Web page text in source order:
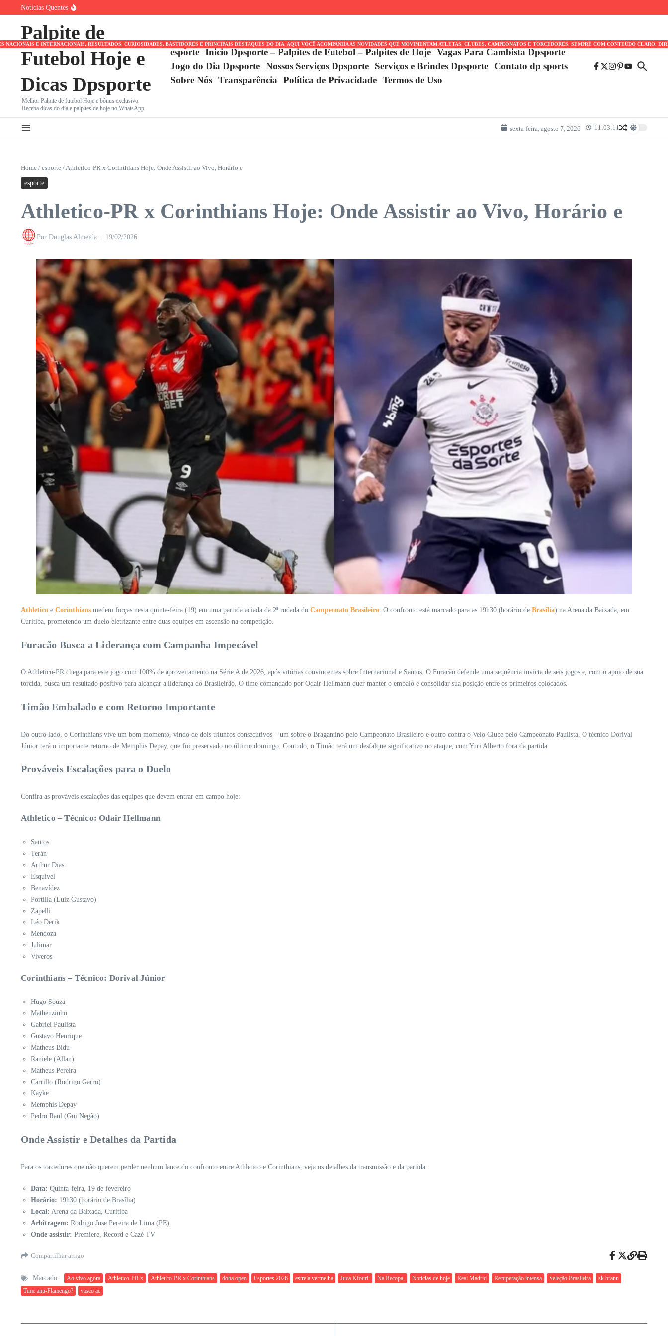
Ir para o conteúdo
Notícias Quentes
Copa do Brasil 2026: Classificados, Data do Sorteio das Quartas
Memphis Depay Visto na Neo Química Arena Durante Eliminação do
Palpite de
Futebol Hoje e
Dicas Dpsporte
Melhor Palpite de futebol Hoje e bônus exclusivo.
Receba dicas do dia e palpites de hoje no WhatsApp
esporte
E INTERNACIONAIS, RESULTADOS, CURIOSIDADES, BASTIDORES E PRINCIPAIS DESTAQUES DO DIA. AQUI VOCÊ ACOMPANHA AS NOVIDADES QUE MOVIMENTAM ATLETAS, CLUBES, CAMPEONATOS E TORCEDORES, SEMPRE COM CONTEÚDO CLARO,
Inicio Dpsporte – Palpites de Futebol – Palpites de Hoje Vagas Para Cambista Dpsporte
Jogo do Dia Dpsporte Nossos Serviços Dpsporte Serviços e Brindes Dpsporte
Contato dp sports
Sobre Nós Transparência Política de Privacidade Termos de Uso
sexta-feira, agosto 7, 2026 11:03:11
Home / esporte /Athletico-PR x Corinthians Hoje: Onde Assistir ao Vivo, Horário e
esporte
Athletico-PR x Corinthians Hoje: Onde Assistir ao Vivo, Horário e
Por Douglas Almeida 19/02/2026
Athletico e Corinthians medem forças nesta quinta-feira (19) em uma partida adiada da 2ª rodada do Campeonato Brasileiro. O confronto está marcado para as 19h30 (horário de Brasília) na Arena da Baixada, em
Curitiba, prometendo um duelo eletrizante entre duas equipes em ascensão na competição.
Furacão Busca a Liderança com Campanha Impecável
O Athletico-PR chega para este jogo com 100% de aproveitamento na Série A de 2026, após vitórias convincentes sobre Internacional e Santos. O Furacão defende uma sequência invicta de seis jogos e, com o apoio de sua
torcida, busca um resultado positivo para alcançar a liderança do Brasileirão. O time comandado por Odair Hellmann quer manter o embalo e consolidar sua posição entre os primeiros colocados.
Timão Embalado e com Retorno Importante
Do outro lado, o Corinthians vive um bom momento, vindo de dois triunfos consecutivos – um sobre o Bragantino pelo Campeonato Brasileiro e outro contra o Velo Clube pelo Campeonato Paulista. O técnico Dorival
Júnior terá o importante retorno de Memphis Depay, que foi preservado no último domingo. Contudo, o Timão terá um desfalque significativo no ataque, com Yuri Alberto fora da partida.
Prováveis Escalações para o Duelo
Confira as prováveis escalações das equipes que devem entrar em campo hoje:
Athletico – Técnico: Odair Hellmann
Santos
Terán
Arthur Dias
Esquivel
Benavídez
Portilla (Luiz Gustavo)
Zapelli
Léo Derik
Mendoza
Julimar
Viveros
Corinthians – Técnico: Dorival Júnior
Hugo Souza
Matheuzinho
Gabriel Paulista
Gustavo Henrique
Matheus Bidu
Raniele (Allan)
Matheus Pereira
Carrillo (Rodrigo Garro)
Kayke
Memphis Depay
Pedro Raul (Gui Negão)
Onde Assistir e Detalhes da Partida
Para os torcedores que não querem perder nenhum lance do confronto entre Athletico e Corinthians, veja os detalhes da transmissão e da partida:
Data: Quinta-feira, 19 de fevereiro
Horário: 19h30 (horário de Brasília)
Local: Arena da Baixada, Curitiba
Arbitragem: Rodrigo Jose Pereira de Lima (PE)
Onde assistir: Premiere, Record e Cazé TV
Compartilhar artigo
Marcado: Ao vivo agora Athletico-PR x Athletico-PR x Corinthians doha open Esportes 2026 estrela vermelha Juca Kfouri: Na Recopa, Notícias de hoje Real Madrid Recuperação intensa Seleção Brasileira
sk brann
Time anti-Flamengo?
vasco ac